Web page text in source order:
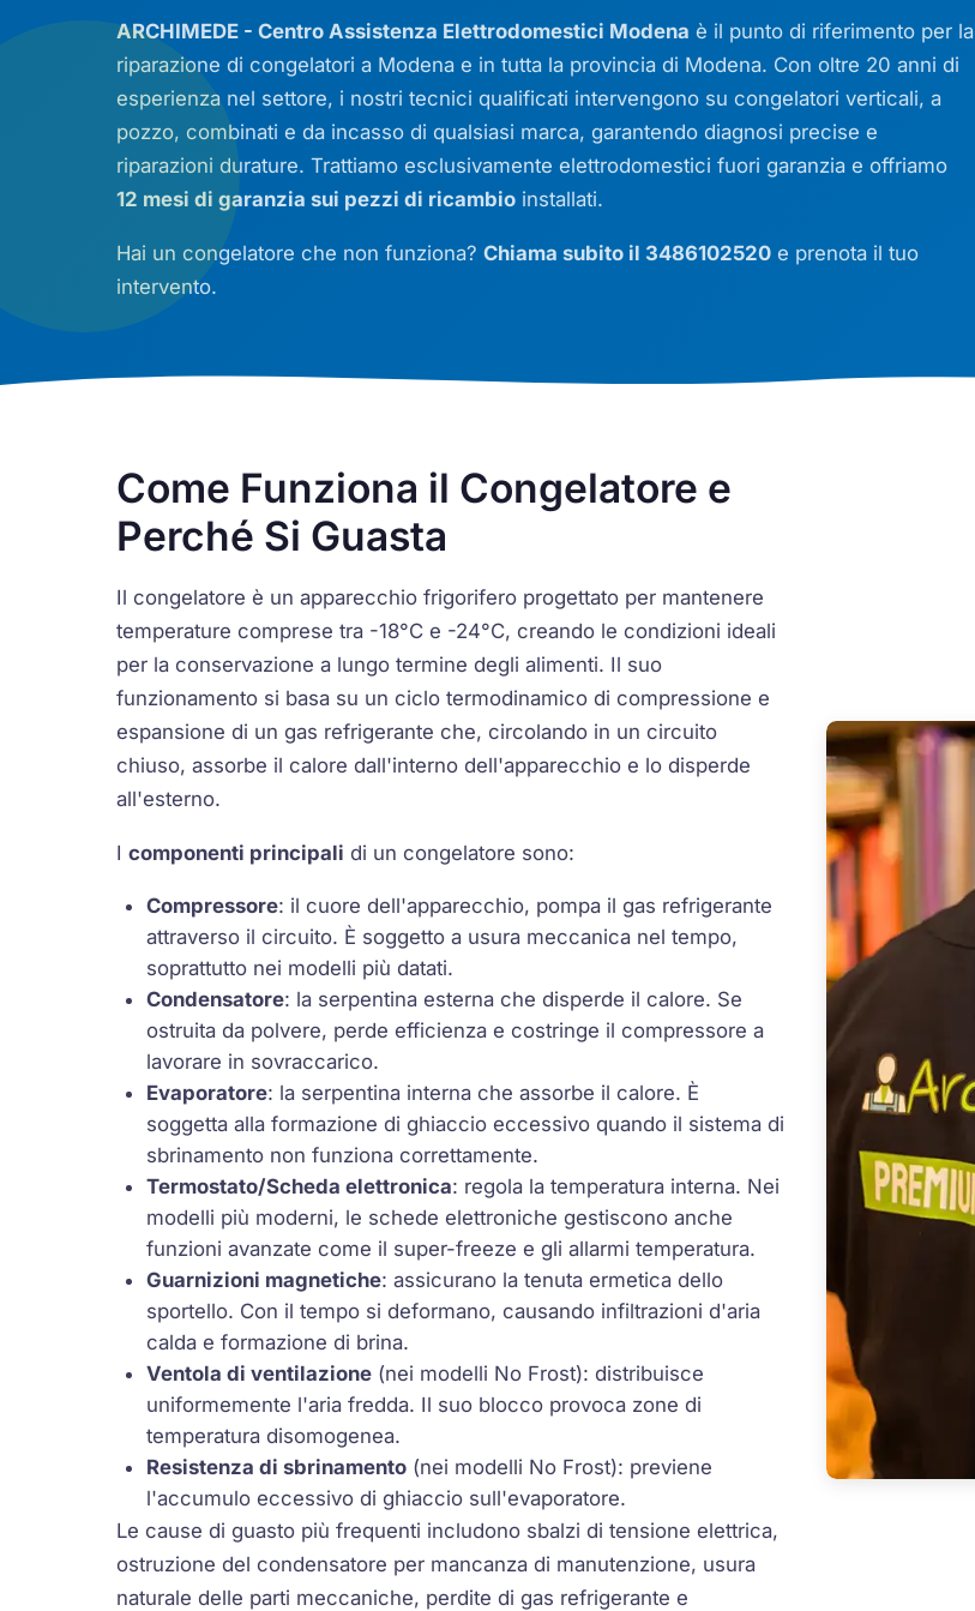
ARCHIMEDE - Centro Assistenza Elettrodomestici Modena è il punto di riferimento per la
riparazione di congelatori a Modena e in tutta la provincia di Modena. Con oltre 20 anni di
esperienza nel settore, i nostri tecnici qualificati intervengono su congelatori verticali, a
pozzo, combinati e da incasso di qualsiasi marca, garantendo diagnosi precise e
riparazioni durature. Trattiamo esclusivamente elettrodomestici fuori garanzia e offriamo
12 mesi di garanzia sui pezzi di ricambio installati.
Hai un congelatore che non funziona?Chiama subito il 3486102520 e prenota il tuo
intervento.
Come Funziona il Congelatore e
Perché Si Guasta
Il congelatore è un apparecchio frigorifero progettato per mantenere
temperature comprese tra -18°C e -24°C, creando le condizioni ideali
per la conservazione a lungo termine degli alimenti. Il suo
funzionamento si basa su un ciclo termodinamico di compressione e
espansione di un gas refrigerante che, circolando in un circuito
chiuso, assorbe il calore dall'interno dell'apparecchio e lo disperde
all'esterno.
Icomponenti principali di un congelatore sono:
Compressore: il cuore dell'apparecchio, pompa il gas refrigerante
attraverso il circuito. È soggetto a usura meccanica nel tempo,
soprattutto nei modelli più datati.
Condensatore: la serpentina esterna che disperde il calore. Se
ostruita da polvere, perde efficienza e costringe il compressore a
lavorare in sovraccarico.
Evaporatore: la serpentina interna che assorbe il calore. È
soggetta alla formazione di ghiaccio eccessivo quando il sistema di
sbrinamento non funziona correttamente.
Termostato/Scheda elettronica: regola la temperatura interna. Nei
modelli più moderni, le schede elettroniche gestiscono anche
funzioni avanzate come il super-freeze e gli allarmi temperatura.
Guarnizioni magnetiche: assicurano la tenuta ermetica dello
sportello. Con il tempo si deformano, causando infiltrazioni d'aria
calda e formazione di brina.
Ventola di ventilazione (nei modelli No Frost): distribuisce
uniformemente l'aria fredda. Il suo blocco provoca zone di
temperatura disomogenea.
Resistenza di sbrinamento (nei modelli No Frost): previene
l'accumulo eccessivo di ghiaccio sull'evaporatore.
Le cause di guasto più frequenti includono sbalzi di tensione elettrica,
ostruzione del condensatore per mancanza di manutenzione, usura
naturale delle parti meccaniche, perdite di gas refrigerante e